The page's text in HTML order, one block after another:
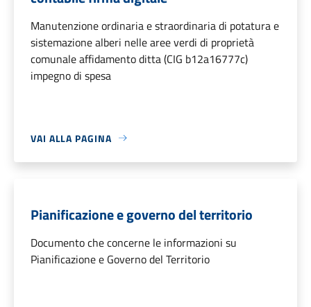
Manutenzione ordinaria e straordinaria di potatura e
sistemazione alberi nelle aree verdi di proprietà
comunale affidamento ditta (CIG b12a16777c)
impegno di spesa
VAI ALLA PAGINA
Pianificazione e governo del territorio
Documento che concerne le informazioni su
Pianificazione e Governo del Territorio